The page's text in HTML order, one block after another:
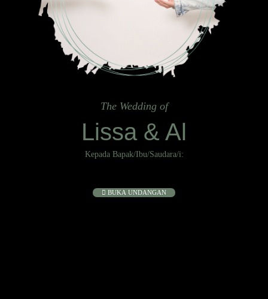
The Wedding of
Lissa & Al
Kepada Bapak/Ibu/Saudara/i:
BUKA UNDANGAN